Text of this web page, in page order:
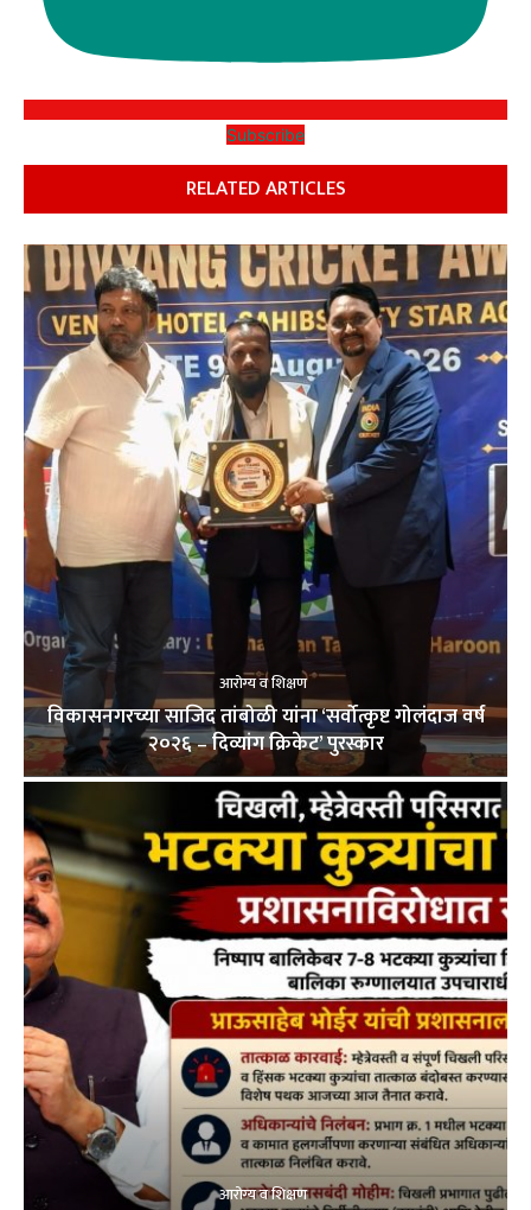
Subscribe
RELATED ARTICLES
आरोग्य व शिक्षण
विकासनगरच्या साजिद तांबोळी यांना ‘सर्वोत्कृष्ट गोलंदाज वर्ष
२०२६ – दिव्यांग क्रिकेट’ पुरस्कार
आरोग्य व शिक्षण